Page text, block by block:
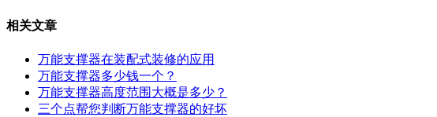
相关文章
万能支撑器在装配式装修的应用
万能支撑器多少钱一个？
万能支撑器高度范围大概是多少？
三个点帮您判断万能支撑器的好坏